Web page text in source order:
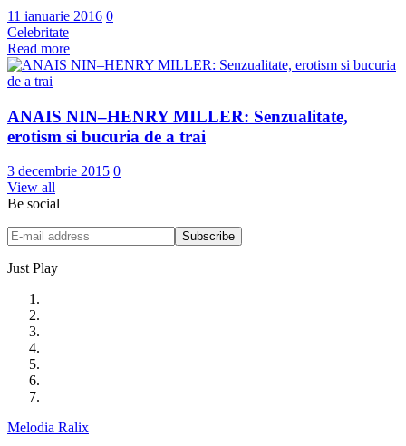
11 ianuarie 2016 0
Celebritate
Read more
ANAIS NIN–HENRY MILLER: Senzualitate,
erotism si bucuria de a trai
3 decembrie 2015 0
View all
Be social
Just Play
Melodia Ralix